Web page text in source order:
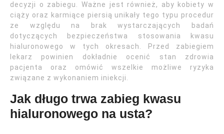
decyzji o zabiegu. Ważne jest również, aby kobiety w
ciąży oraz karmiące piersią unikały tego typu procedur
ze względu na brak wystarczających badań
dotyczących bezpieczeństwa stosowania kwasu
hialuronowego w tych okresach. Przed zabiegiem
lekarz powinien dokładnie ocenić stan zdrowia
pacjenta oraz omówić wszelkie możliwe ryzyka
związane z wykonaniem iniekcji.
Jak długo trwa zabieg kwasu
hialuronowego na usta?